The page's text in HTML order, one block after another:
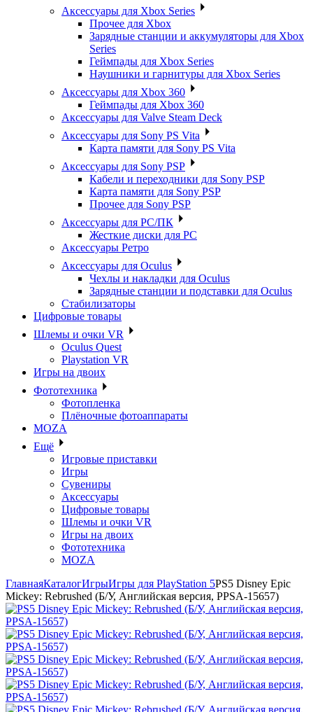
Аксессуары для Xbox Series
Прочее для Xbox
Зарядные станции и аккумуляторы для Xbox
Series
Геймпады для Xbox Series
Наушники и гарнитуры для Xbox Series
Аксессуары для Xbox 360
Геймпады для Xbox 360
Аксессуары для Valve Steam Deck
Аксессуары для Sony PS Vita
Карта памяти для Sony PS Vita
Аксессуары для Sony PSP
Кабели и переходники для Sony PSP
Карта памяти для Sony PSP
Прочее для Sony PSP
Аксессуары для PC/ПК
Жесткие диски для PC
Аксессуары Ретро
Аксессуары для Oculus
Чехлы и накладки для Oculus
Зарядные станции и подставки для Oculus
Стабилизаторы
Цифровые товары
Шлемы и очки VR
Oculus Quest
Playstation VR
Игры на двоих
Фототехника
Фотопленка
Плёночные фотоаппараты
MOZA
Ещё
Игровые приставки
Игры
Сувениры
Аксессуары
Цифровые товары
Шлемы и очки VR
Игры на двоих
Фототехника
MOZA
ГлавнаяКаталогИгрыИгры для PlayStation 5PS5 Disney Epic
Mickey: Rebrushed (Б/У, Английская версия, PPSA-15657)